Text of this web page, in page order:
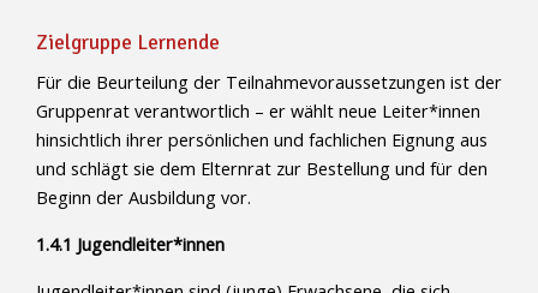
Zielgruppe Lernende
Für die Beurteilung der Teilnahmevoraussetzungen ist der
Gruppenrat verantwortlich – er wählt neue Leiter*innen
hinsichtlich ihrer persönlichen und fachlichen Eignung aus
und schlägt sie dem Elternrat zur Bestellung und für den
Beginn der Ausbildung vor.
1.4.1 Jugendleiter*innen